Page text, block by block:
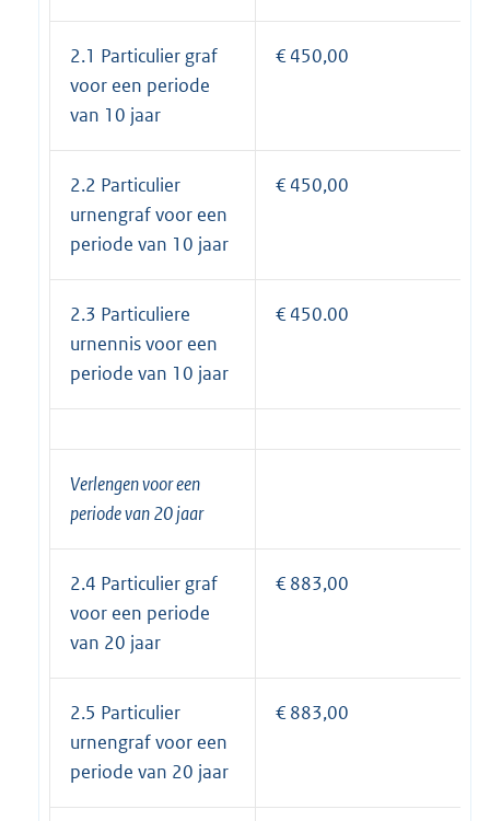
2.1 Particulier graf
voor een periode
van 10 jaar
€ 450,00
2.2 Particulier
urnengraf voor een
periode van 10 jaar
€ 450,00
2.3 Particuliere
urnennis voor een
periode van 10 jaar
€ 450.00
Verlengen voor een
periode van 20 jaar
2.4 Particulier graf
voor een periode
van 20 jaar
€ 883,00
2.5 Particulier
urnengraf voor een
periode van 20 jaar
€ 883,00